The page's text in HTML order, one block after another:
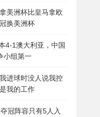
美洲杯比皇马拿欧
换美洲杯
4-1澳大利亚，中国
小组第一
进球时没人说我控
我的工作
冠阵容只有5人入